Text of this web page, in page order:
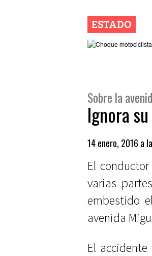
ESTADO
Sobre la
Ignora
14 enero, 2016 a
El
varias
embestido
avenida
El